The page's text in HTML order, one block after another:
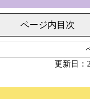
ページ内目次
更新日：